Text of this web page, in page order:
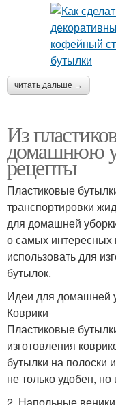
читать дальше →
Из
домашнюю
рецепты
Пластиковые
транспортировки
для домашней
о самых интересных
использовать для
бутылок.
Идеи для домашней
Коврики
Пластиковые
изготовления
бутылки на полоски
не только удобен, но
2. Напольные веники